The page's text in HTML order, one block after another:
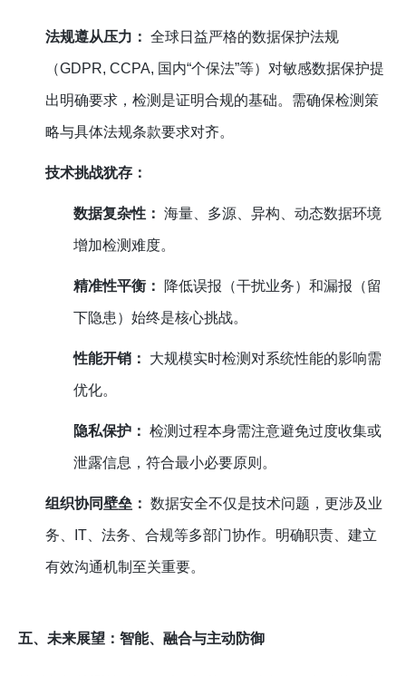
法规遵从压力： 全球日益严格的数据保护法规
（GDPR, CCPA, 国内“个保法”等）对敏感数据保护提
出明确要求，检测是证明合规的基础。需确保检测策
略与具体法规条款要求对齐。
技术挑战犹存：
数据复杂性： 海量、多源、异构、动态数据环境
增加检测难度。
精准性平衡： 降低误报（干扰业务）和漏报（留
下隐患）始终是核心挑战。
性能开销： 大规模实时检测对系统性能的影响需
优化。
隐私保护： 检测过程本身需注意避免过度收集或
泄露信息，符合最小必要原则。
组织协同壁垒： 数据安全不仅是技术问题，更涉及业
务、IT、法务、合规等多部门协作。明确职责、建立
有效沟通机制至关重要。
五、未来展望：智能、融合与主动防御